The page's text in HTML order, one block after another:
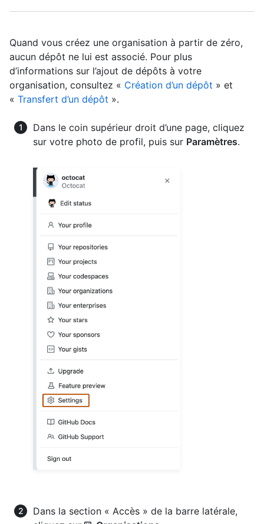
Quand vous créez une organisation à partir de zéro,
aucun dépôt ne lui est associé. Pour plus
d’informations sur l’ajout de dépôts à votre
organisation, consultez « Création d’un dépôt » et
« Transfert d’un dépôt ».
Dans le coin supérieur droit d’une page, cliquez
sur votre photo de profil, puis sur Paramètres.
Dans la section « Accès » de la barre latérale,